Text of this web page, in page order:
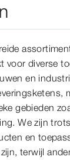
voor diverse
en
gebieden
We zijn
en
terwijl